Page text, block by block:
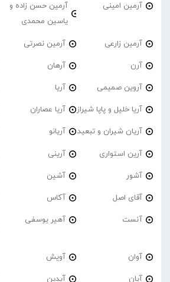
آرمین امینی
آرمین حسن زاده و
یاسین محمدی
آرمین زارعی آرمین نصرتی
آرن آرهان
آروین صمیمی آریا
آریا خلیل و پاپا شیراز آریا عصاران
آریان شیران و تبعید آریانو
آرین استواری آرینی
آشور آشین
آقای اصل آکاس
آنست آهیر یوسفی
آوان آویش
آیان آیدین